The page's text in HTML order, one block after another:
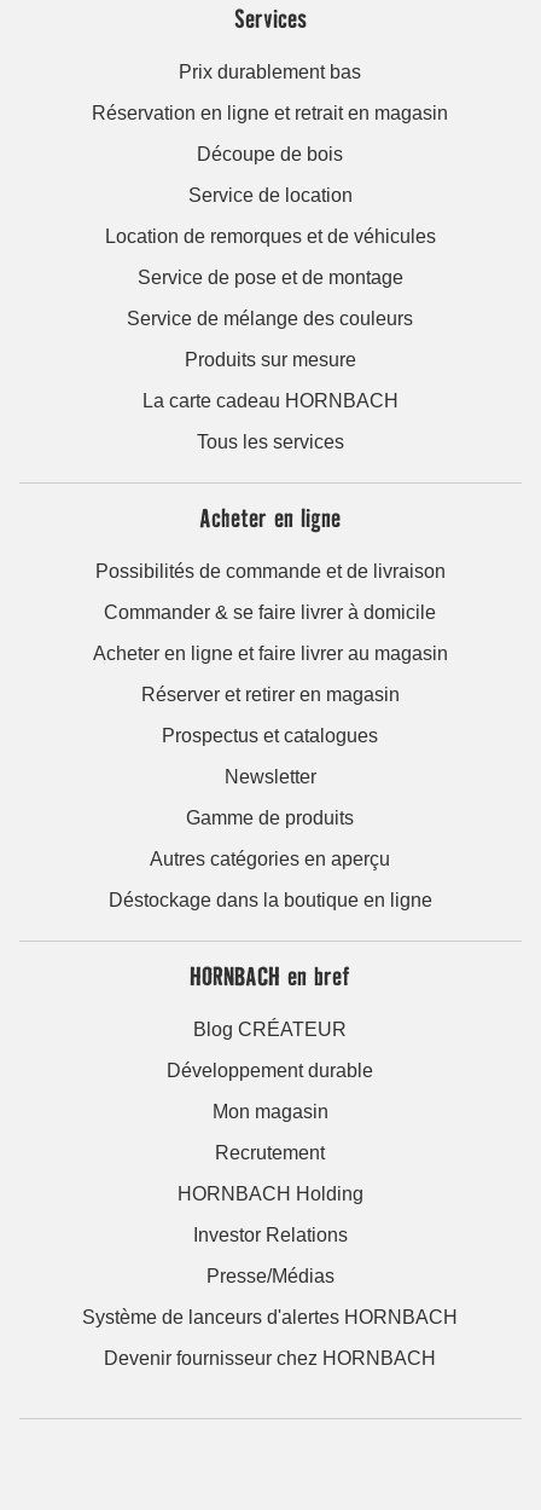
Services
Prix durablement bas
Réservation en ligne et retrait en magasin
Découpe de bois
Service de location
Location de remorques et de véhicules
Service de pose et de montage
Service de mélange des couleurs
Produits sur mesure
La carte cadeau HORNBACH
Tous les services
Acheter en ligne
Possibilités de commande et de livraison
Commander & se faire livrer à domicile
Acheter en ligne et faire livrer au magasin
Réserver et retirer en magasin
Prospectus et catalogues
Newsletter
Gamme de produits
Autres catégories en aperçu
Déstockage dans la boutique en ligne
HORNBACH en bref
Blog CRÉATEUR
Développement durable
Mon magasin
Recrutement
HORNBACH Holding
Investor Relations
Presse/Médias
Système de lanceurs d'alertes HORNBACH
Devenir fournisseur chez HORNBACH